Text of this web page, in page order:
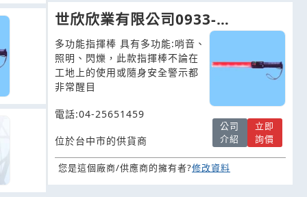
世欣欣業有限公司0933-
432131.04-25651459
多功能指揮棒 具有多功能:哨音、
照明、閃爍，此款指揮棒不論在
工地上的使用或隨身安全警示都
非常醒目
電話:04-25651459
位於台中市的供貨商
公司
介紹
立即
詢價
您是這個廠商/供應商的擁有者?修改資料